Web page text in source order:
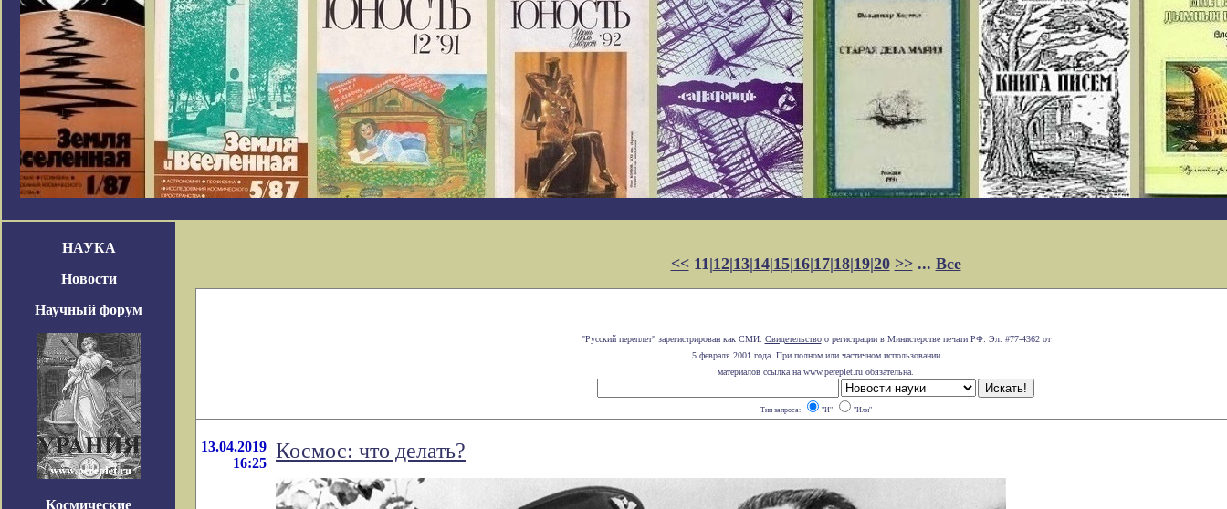
НАУКА
Новости
Научный форум
Космические
<<11|12|13|14|15|16|17|18|19|20 >>... Все
"Русский переплет" зарегистрирован как СМИ. Свидетельствоо регистрации в Министерстве печати РФ: Эл. #77-4362 от
5 февраля 2001 года. При полном или частичном использовании
материалов ссылка на www.pereplet.ru обязательна.
Тип запроса: "И" "Или"
13.04.2019
16:25
Космос: что делать?